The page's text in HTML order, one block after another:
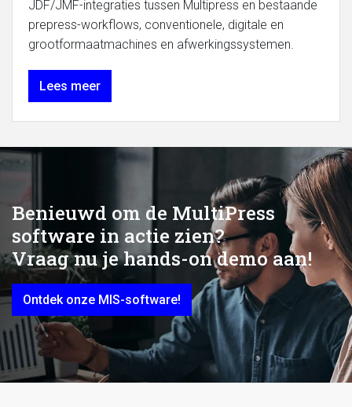
JDF/JMF-integraties tussen Multipress en bestaande
prepress-workflows, conventionele, digitale en
grootformaatmachines en afwerkingssystemen.
Lees meer
Benieuwd om de MultiPress
software in actie zien?
Vraag nu je hands-on demo aan!
Ontdek onze MIS-software!